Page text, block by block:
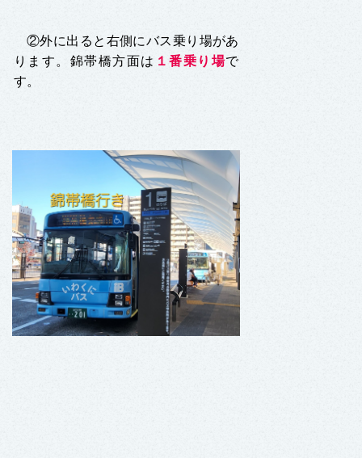
②外に出ると右側にバス乗り場があ
ります。錦帯橋方面は １番乗り場で
す。